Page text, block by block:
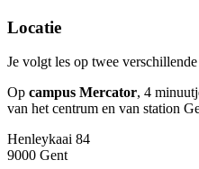
Locatie
Je volgt les op twee verschillende
Op campus Mercator, 4
van het centrum en van station
Henleykaai 84
9000 Gent